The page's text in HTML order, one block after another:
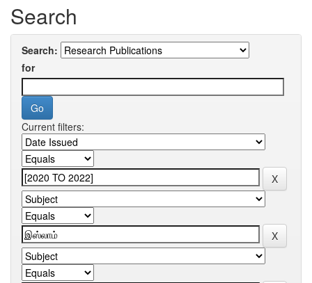
Search
Search:
for
Current filters: